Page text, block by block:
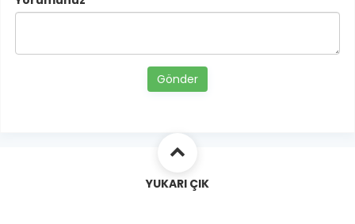
Gönder
YUKARI ÇIK